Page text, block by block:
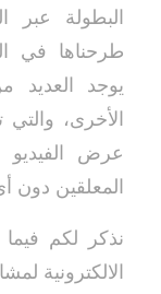
البطولة عبر
طرحناها في
يوجد العديد
الأخرى، والتي
عرض
المعلقين
نذكر لكم
الالكترونية